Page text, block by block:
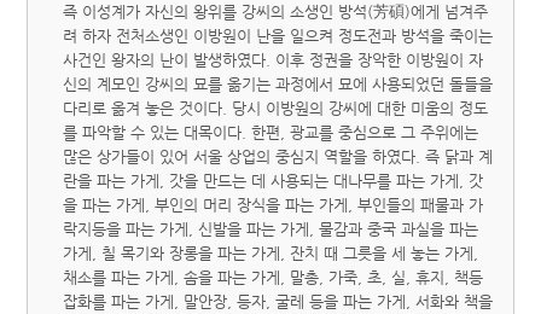
즉 이성계가 자신의 왕위를 강씨의 소생인 방석(芳碩)에게 넘겨주
려 하자 전처소생인 이방원이 난을 일으켜 정도전과 방석을 죽이는
사건인 왕자의 난이 발생하였다. 이후 정권을 장악한 이방원이 자
신의 계모인 강씨의 묘를 옮기는 과정에서 묘에 사용되었던 돌들을
다리로 옮겨 놓은 것이다. 당시 이방원의 강씨에 대한 미움의 정도
를 파악할 수 있는 대목이다. 한편, 광교를 중심으로 그 주위에는
많은 상가들이 있어 서울 상업의 중심지 역할을 하였다. 즉 닭과 계
란을 파는 가게, 갓을 만드는 데 사용되는 대나무를 파는 가게, 갓
을 파는 가게, 부인의 머리 장식을 파는 가게, 부인들의 패물과 가
락지등을 파는 가게, 신발을 파는 가게, 물감과 중국 과실을 파는
가게, 칠 목기와 장롱을 파는 가게, 잔치 때 그릇을 세 놓는 가게,
채소를 파는 가게, 솜을 파는 가게, 말총, 가죽, 초, 실, 휴지, 책등
잡화를 파는 가게, 말안장, 등자, 굴레 등을 파는 가게, 서화와 책을